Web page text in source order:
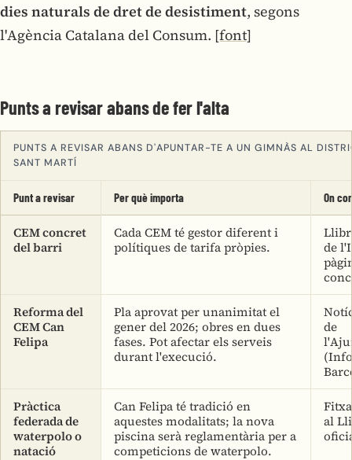
dies naturals de dret de desistiment, segons
l'Agència Catalana del Consum. [font]
Punts a revisar abans de fer l'alta
PUNTS A REVISAR ABANS D'APUNTAR-TE A UN GIMNÀS AL
SANT MARTÍ
Punt a revisar Per què importa On
CEM concret
del barri
Cada CEM té gestor diferent i
polítiques de tarifa pròpies.
de
Reforma del
CEM Can
Felipa
Pla aprovat per unanimitat el
gener del 2026; obres en dues
fases. Pot afectar els serveis
durant l'execució.
de
(Info
Pràctica
federada de
waterpolo o
natació
Can Felipa té tradició en
aquestes modalitats; la nova
piscina serà reglamentària per a
competicions de waterpolo.
al